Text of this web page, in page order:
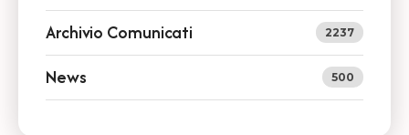
Archivio Comunicati 2237
News 500